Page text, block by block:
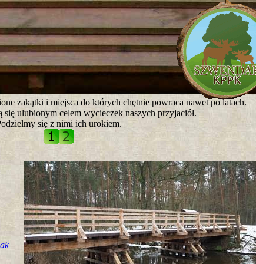
zakątki i miejsca do których chętnie powraca nawet po latach.
się ulubionym celem wycieczek naszych przyjaciół.
się z nimi ich urokiem.